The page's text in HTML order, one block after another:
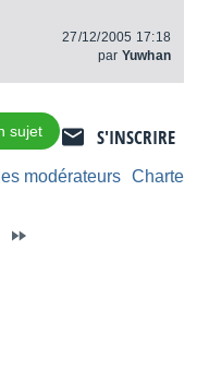
27/12/2005 17:18
par Yuwhan
S'INSCRIRE
sujet
Charte
modérateurs